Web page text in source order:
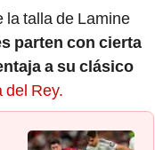
la talla de Lamine
parten con cierta
a su clásico
del Rey.